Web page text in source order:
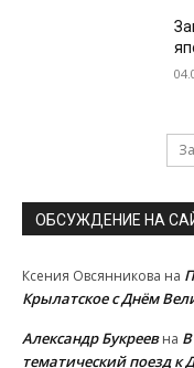
ОБСУЖДЕНИЕ НА
Ксения Овсянникова на
Крылатское с Днём
Александр Букреевна
тематический поезд